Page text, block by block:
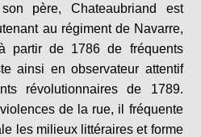
père, Chateaubriand est
au régiment de Navarre,
partir de 1786 de fréquents
ainsi en observateur attentif
révolutionnaires de 1789.
de la rue, il fréquente
les milieux littéraires et forme